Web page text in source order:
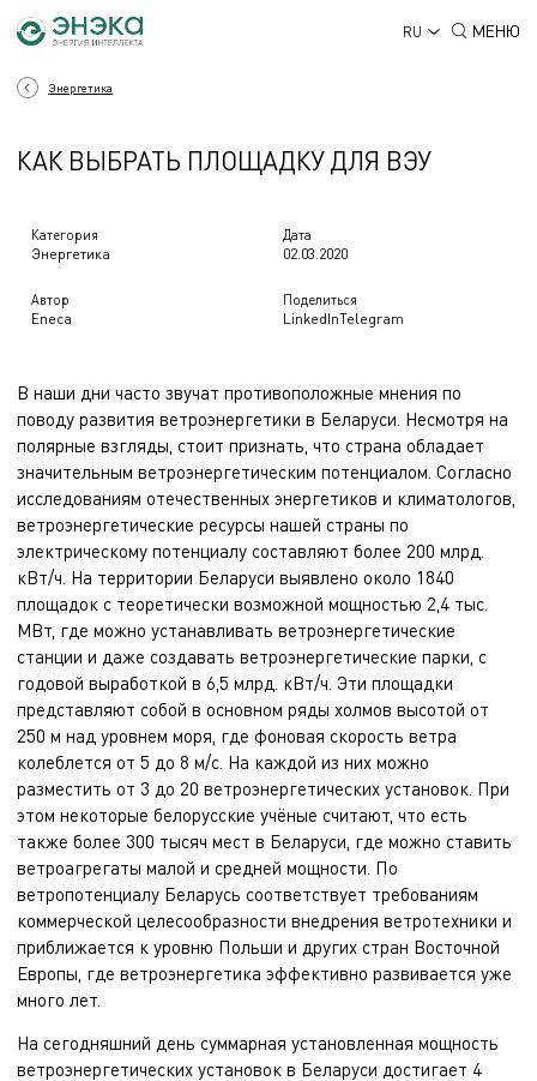
RU МЕНЮ
Энергетика
КАК ВЫБРАТЬ ПЛОЩАДКУ ДЛЯ ВЭУ
Категория
Энергетика
Дата
02.03.2020
Автор
Eneca
Поделиться
LinkedInTelegram
В наши дни часто звучат противоположные мнения по
поводу развития ветроэнергетики в Беларуси. Несмотря на
полярные взгляды, стоит признать, что страна обладает
значительным ветроэнергетическим потенциалом. Согласно
исследованиям отечественных энергетиков и климатологов,
ветроэнергетические ресурсы нашей страны по
электрическому потенциалу составляют более 200 млрд.
кВт/ч. На территории Беларуси выявлено около 1840
площадок с теоретически возможной мощностью 2,4 тыс.
МВт, где можно устанавливать ветроэнергетические
станции и даже создавать ветроэнергетические парки , с
годовой выработкой в 6,5 млрд. кВт/ч. Эти площадки
представляют собой в основном ряды холмов высотой от
250 м над уровнем моря, где фоновая скорость ветра
колеблется от 5 до 8 м/с. На каждой из них можно
разместить от 3 до 20 ветроэнергетических установок. При
этом некоторые белорусские учёные считают, что есть
также более 300 тысяч мест в Беларуси, где можно ставить
ветроагрегаты малой и средней мощности. По
ветропотенциалу Беларусь соответствует требованиям
коммерческой целесообразности внедрения ветротехники и
приближается к уровню Польши и других стран Восточной
Европы, где ветроэнергетика эффективно развивается уже
много лет.
На сегодняшний день суммарная установленная мощность
ветроэнергетических установок в Беларуси достигает 4